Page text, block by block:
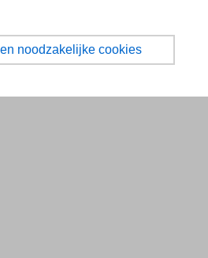
noodzakelijke cookies